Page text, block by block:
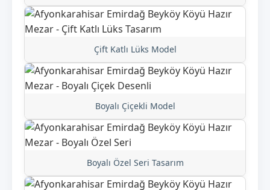
Çift Katlı Lüks Model
Boyalı Çiçekli Model
Boyalı Özel Seri Tasarım